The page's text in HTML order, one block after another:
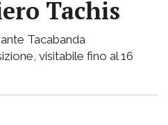
Tachis
Tacabanda
visitabile fino al 16